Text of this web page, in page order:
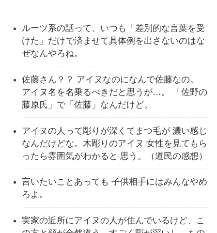
ルーツ系の話って、いつも「差別的な言葉を受
けた」だけで済ませて具体例を出さないのはな
ぜなんやろね。
佐藤さん？？ アイヌなのになんで佐藤なの。
アイヌ名を名乗るべきだと思うが…。 「佐野の
藤原氏」で「佐藤」なんだけど。
アイヌの人って彫りが深くてまつ毛が 濃い感じ
なんだけどな。木彫りのアイヌ 女性を見てもら
ったら雰囲気がわかると 思う。（道民の感想）
言いたいことあっても 子供相手にはみんなやめ
ろよ。
実家の近所にアイヌの人が住んでいるけど、こ